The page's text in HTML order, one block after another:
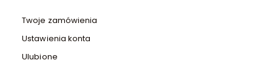
Twoje zamówienia
Ustawienia konta
Ulubione